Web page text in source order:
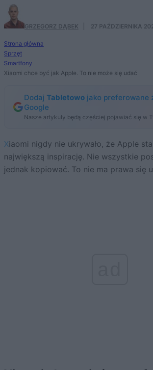
GRZEGORZ DĄBEK 27 PAŹDZIERNIKA
Strona główna
Sprzęt
Smartfony
Xiaomi chce być jak Apple. To nie może się udać
Dodaj Tabletowo jako preferowane
Google
Nasze artykuły będą częściej pojawiać się w
Xiaomi nigdy nie ukrywało, że Apple stanowi dla niego
największą inspirację. Nie wszystkie
jednak kopiować. To nie ma prawa się